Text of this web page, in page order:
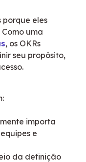
porque eles
, os OKRs
seu propósito,
importa
e
da definição